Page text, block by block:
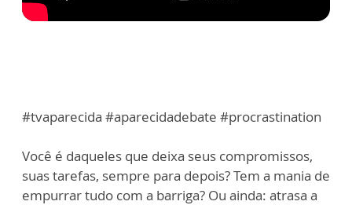
#tvaparecida #aparecidadebate #procrastination
Você é daqueles que deixa seus compromissos,
suas tarefas, sempre para depois? Tem a mania de
empurrar tudo com a barriga? Ou ainda: atrasa a